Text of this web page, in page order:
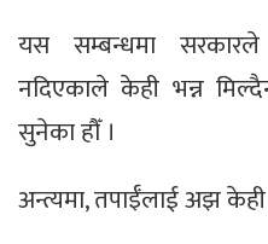
यस सम्बन्धमा
नदिएकाले केही भन्न
सुनेका हौँ ।
अन्त्यमा, तपाईँलाई अझ